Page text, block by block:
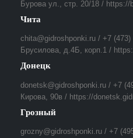
Бурова ул., стр. 20/18 / https://
Чита
chita@gidroshponki.ru / +7
Брусилова, д.4Б, корп.1 /
Донецк
donetsk@gidroshponki.ru / +7
Кирова, 90в / https://
Грозный
grozny@gidroshponki.ru / +7